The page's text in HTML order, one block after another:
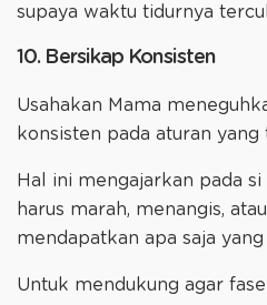
supaya waktu tidurnya
10. Bersikap Konsisten
Usahakan Mama
konsisten pada aturan yang
Hal ini mengajarkan pada
harus marah, menangis,
mendapatkan apa saja
Untuk mendukung agar